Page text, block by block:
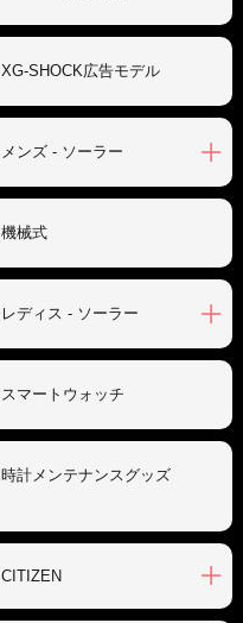
XG-SHOCK広告モデル
メンズ - ソーラー
機械式
レディス - ソーラー
スマートウォッチ
時計メンテナンスグッズ
CITIZEN